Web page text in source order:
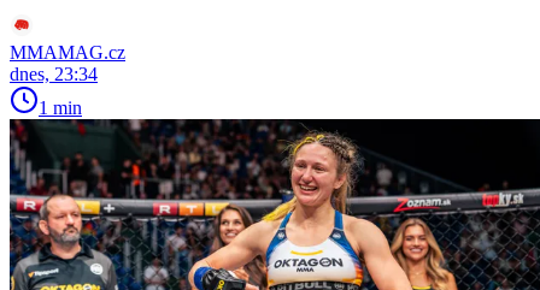
MMAMAG.cz
dnes, 23:34
1 min